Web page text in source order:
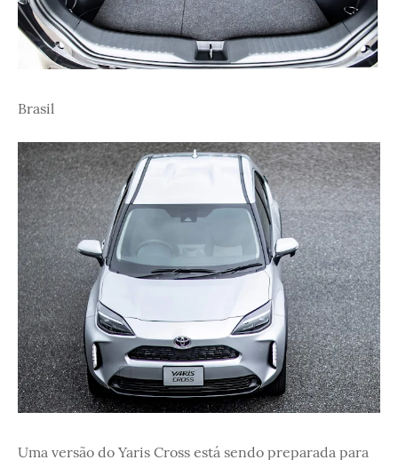
Brasil
Uma versão do Yaris Cross está sendo preparada para